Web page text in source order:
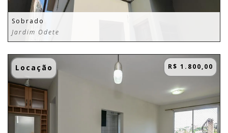
Sobrado
Jardim Odete
Locação R$ 1.800,00